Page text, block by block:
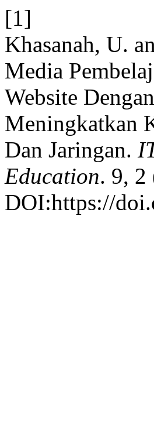
[1]
Khasanah, U.
Media
Website
Meningkatkan
Dan Jaringan.
Education. 9, 2
DOI:https://